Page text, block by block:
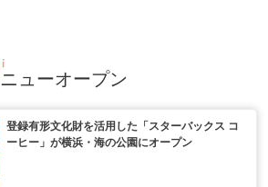
ニューオープン
登録有形文化財を活用した「スターバックス コ
ーヒー」が横浜・海の公園にオープン